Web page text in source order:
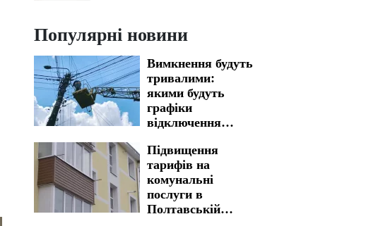
Популярні новини
Вимкнення будуть
тривалими:
якими будуть
графіки
відключення
Запоріжжі на 7
серпня
Підвищення
тарифів на
комунальні
послуги в
Полтавській